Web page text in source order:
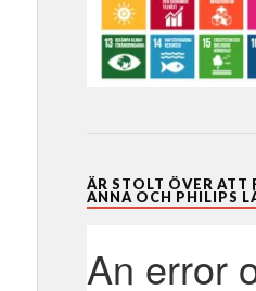
ÄR STOLT ÖVER ATT
ANNA OCH PHILIPS